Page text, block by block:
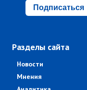
Подписаться
Разделы сайта
Новости
Мнения